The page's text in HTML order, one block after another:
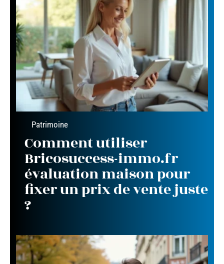
Patrimoine
Comment utiliser
Bricosuccess-immo.fr
évaluation maison pour
fixer un prix de vente juste
?